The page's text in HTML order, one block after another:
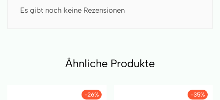
Es gibt noch keine Rezensionen
Ähnliche Produkte
-26% -35%